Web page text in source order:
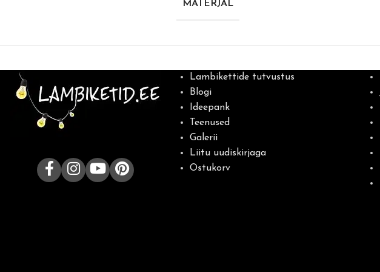
MATERJAL
Lambikettide tutvustus
Blogi
Ideepank
Teenused
Galerii
Liitu uudiskirjaga
Ostukorv